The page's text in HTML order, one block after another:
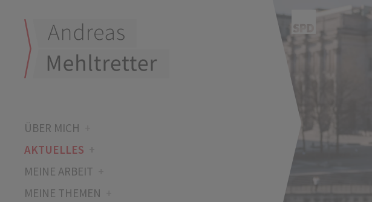
ÜBER MICH
AKTUELLES
MEINE ARBEIT
MEINE THEMEN